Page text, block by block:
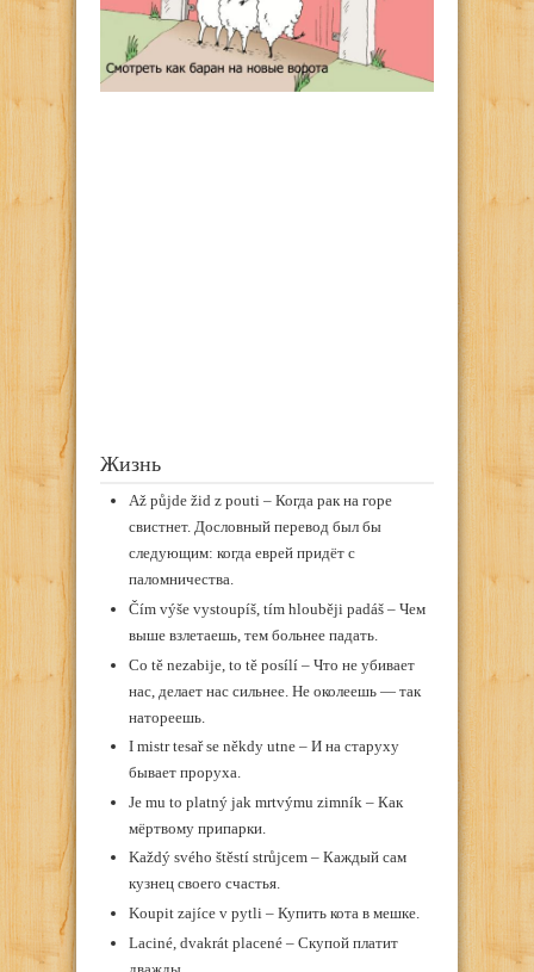
Жизнь
Až půjde žid z pouti – Когда рак на горе
свистнет. Дословный перевод был бы
следующим: когда еврей придёт с
паломничества.
Čím výše vystoupíš, tím hlouběji padáš – Чем
выше взлетаешь, тем больнее падать.
Co tě nezabije, to tě posílí – Что не убивает
нас, делает нас сильнее. Не околеешь — так
натореешь.
I mistr tesař se někdy utne – И на старуху
бывает проруха.
Je mu to platný jak mrtvýmu zimník – Как
мёртвому припарки.
Každý svého štěstí strůjcem – Каждый сам
кузнец своего счастья.
Koupit zajíce v pytli – Купить кота в мешке.
Laciné, dvakrát placené – Скупой платит